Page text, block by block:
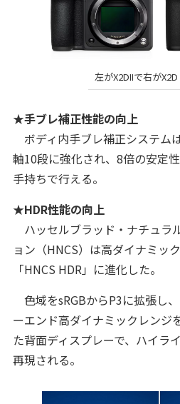
左がX2DIIで右がX2D
★手ブレ補正性能の向上
ボディ内手ブレ補正システム
軸10段に強化され、8倍の安定
手持ちで行える。
★HDR性能の向上
ハッセルブラッド・ナチュラ
ョン（HNCS）は高ダイナミッ
「HNCS HDR」に進化した。
色域をsRGBからP3に拡張し
ーエンド高ダイナミックレンジ
た背面ディスプレーで、ハイラ
再現される。